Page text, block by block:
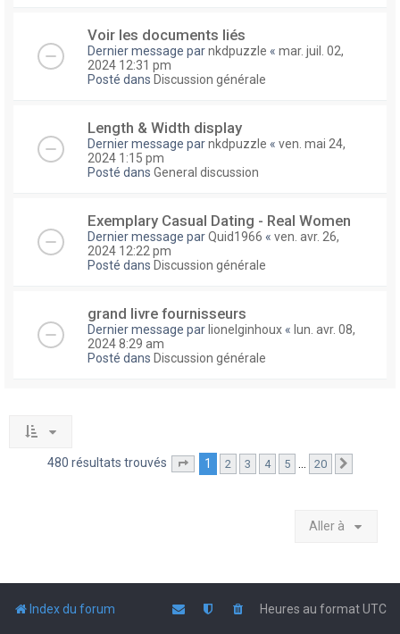
Voir les documents liés
Dernier message parnkdpuzzle « mar. juil. 02,
2024 12:31 pm
Posté dans Discussion générale
Length & Width display
Dernier message parnkdpuzzle « ven. mai 24,
2024 1:15 pm
Posté dans General discussion
Exemplary Сasual Dating - Real Women
Dernier message parQuid1966 « ven. avr. 26,
2024 12:22 pm
Posté dans Discussion générale
grand livre fournisseurs
Dernier message par lionelginhoux « lun. avr. 08,
2024 8:29 am
Posté dans Discussion générale
480 résultats trouvés Page sur20
1 2 3 4 5 … 20
Aller à
Index du forum Heures au formatUTC